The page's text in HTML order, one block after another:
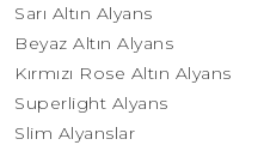
Sarı Altın Alyans
Beyaz Altın Alyans
Kırmızı Rose Altın Alyans
Superlight Alyans
Slim Alyanslar